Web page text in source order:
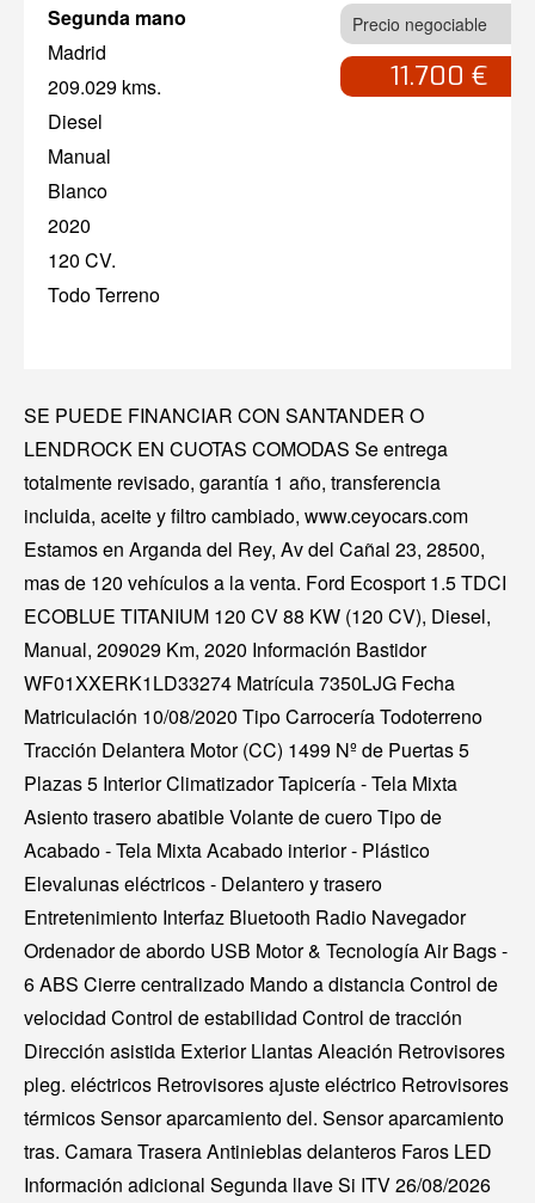
Segunda mano
Madrid
209.029 kms.
Diesel
Manual
Blanco
2020
120 CV.
Todo Terreno
Precio negociable
11.700 €
SE PUEDE FINANCIAR CON SANTANDER O
LENDROCK EN CUOTAS COMODAS Se entrega
totalmente revisado, garantía 1 año, transferencia
incluida, aceite y filtro cambiado, www.ceyocars.com
Estamos en Arganda del Rey, Av del Cañal 23, 28500,
mas de 120 vehículos a la venta. Ford Ecosport 1.5 TDCI
ECOBLUE TITANIUM 120 CV 88 KW (120 CV), Diesel,
Manual, 209029 Km, 2020 Información Bastidor
WF01XXERK1LD33274 Matrícula 7350LJG Fecha
Matriculación 10/08/2020 Tipo Carrocería Todoterreno
Tracción Delantera Motor (CC) 1499 Nº de Puertas 5
Plazas 5 Interior Climatizador Tapicería - Tela Mixta
Asiento trasero abatible Volante de cuero Tipo de
Acabado - Tela Mixta Acabado interior - Plástico
Elevalunas eléctricos - Delantero y trasero
Entretenimiento Interfaz Bluetooth Radio Navegador
Ordenador de abordo USB Motor & Tecnología Air Bags -
6 ABS Cierre centralizado Mando a distancia Control de
velocidad Control de estabilidad Control de tracción
Dirección asistida Exterior Llantas Aleación Retrovisores
pleg. eléctricos Retrovisores ajuste eléctrico Retrovisores
térmicos Sensor aparcamiento del. Sensor aparcamiento
tras. Camara Trasera Antinieblas delanteros Faros LED
Información adicional Segunda llave Si ITV 26/08/2026